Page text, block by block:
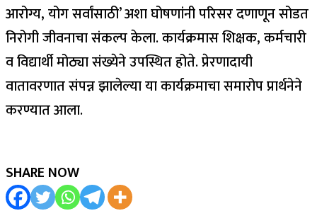
आरोग्य, योग सर्वांसाठी’ अशा घोषणांनी परिसर दणाणून सोडत
निरोगी जीवनाचा संकल्प केला. कार्यक्रमास शिक्षक, कर्मचारी
व विद्यार्थी मोठ्या संख्येने उपस्थित होते. प्रेरणादायी
वातावरणात संपन्न झालेल्या या कार्यक्रमाचा समारोप प्रार्थनेने
करण्यात आला.
SHARE NOW